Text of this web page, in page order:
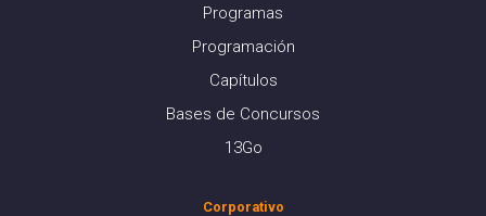
Programas
Programación
Capítulos
Bases de Concursos
13Go
Corporativo